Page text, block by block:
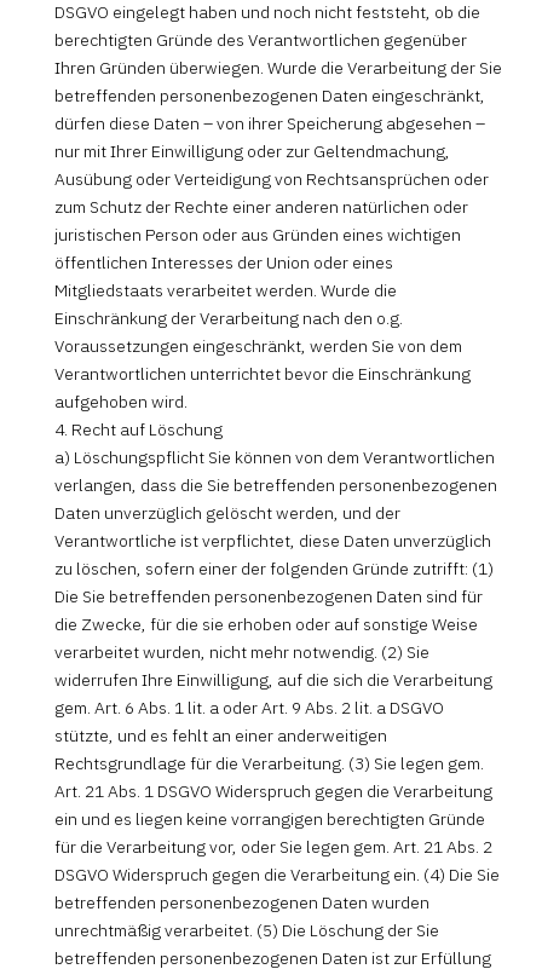
DSGVO eingelegt haben und noch nicht feststeht, ob die
berechtigten Gründe des Verantwortlichen gegenüber
Ihren Gründen überwiegen. Wurde die Verarbeitung der Sie
betreffenden personenbezogenen Daten eingeschränkt,
dürfen diese Daten – von ihrer Speicherung abgesehen –
nur mit Ihrer Einwilligung oder zur Geltendmachung,
Ausübung oder Verteidigung von Rechtsansprüchen oder
zum Schutz der Rechte einer anderen natürlichen oder
juristischen Person oder aus Gründen eines wichtigen
öffentlichen Interesses der Union oder eines
Mitgliedstaats verarbeitet werden. Wurde die
Einschränkung der Verarbeitung nach den o.g.
Voraussetzungen eingeschränkt, werden Sie von dem
Verantwortlichen unterrichtet bevor die Einschränkung
aufgehoben wird.
4. Recht auf Löschung
a) Löschungspflicht Sie können von dem Verantwortlichen
verlangen, dass die Sie betreffenden personenbezogenen
Daten unverzüglich gelöscht werden, und der
Verantwortliche ist verpflichtet, diese Daten unverzüglich
zu löschen, sofern einer der folgenden Gründe zutrifft: (1)
Die Sie betreffenden personenbezogenen Daten sind für
die Zwecke, für die sie erhoben oder auf sonstige Weise
verarbeitet wurden, nicht mehr notwendig. (2) Sie
widerrufen Ihre Einwilligung, auf die sich die Verarbeitung
gem. Art. 6 Abs. 1 lit. a oder Art. 9 Abs. 2 lit. a DSGVO
stützte, und es fehlt an einer anderweitigen
Rechtsgrundlage für die Verarbeitung. (3) Sie legen gem.
Art. 21 Abs. 1 DSGVO Widerspruch gegen die Verarbeitung
ein und es liegen keine vorrangigen berechtigten Gründe
für die Verarbeitung vor, oder Sie legen gem. Art. 21 Abs. 2
DSGVO Widerspruch gegen die Verarbeitung ein. (4) Die Sie
betreffenden personenbezogenen Daten wurden
unrechtmäßig verarbeitet. (5) Die Löschung der Sie
betreffenden personenbezogenen Daten ist zur Erfüllung